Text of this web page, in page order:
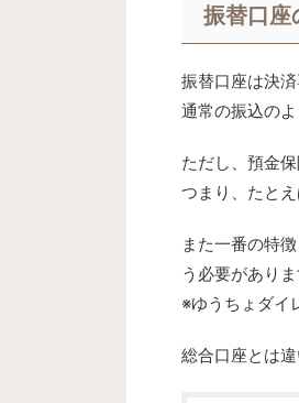
振替口座
振替口座は決済
通常の振込の
ただし、預金
つまり、たと
また一番の特
う必要がありま
※ゆうちょダイ
総合口座とは